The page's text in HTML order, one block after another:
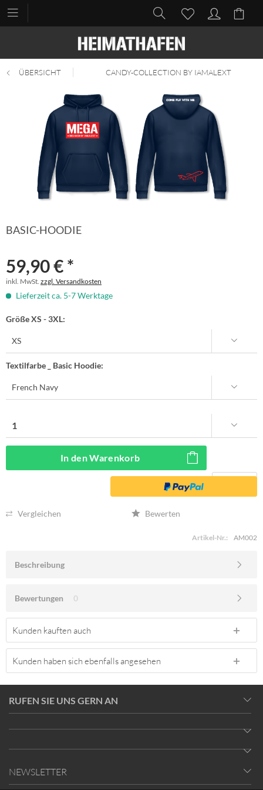
ÜBERSICHT CANDY-COLLECTION BY IAMALEXT
BASIC-HOODIE
59,90 € *
inkl. MwSt. zzgl. Versandkosten
Lieferzeit ca. 5-7 Werktage
Größe XS - 3XL:
Textilfarbe _ Basic Hoodie:
In denWarenkorb
Vergleichen Bewerten
Artikel-Nr.: AM002
Beschreibung
Bewertungen 0
Kunden kauften auch
Kunden haben sich ebenfalls angesehen
RUFEN SIE UNS GERN AN
NEWSLETTER